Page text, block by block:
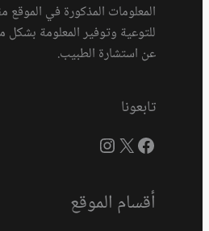
المعلومات المذكورة في
للتوعية وتوفير المعلومة بشكل
عن استشارة الطبيب.
تابعونا
فيسبوك إكسإنستجرام
أقسام الموقع